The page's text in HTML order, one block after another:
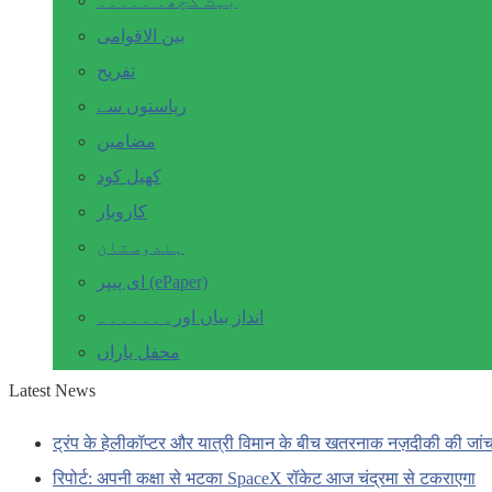
بین الاقوامی
تفریح
ریاستوں سے
مضامین
کھیل کود
کاروبار
ہندوستان
ای پیپر (ePaper)
انداز بیاں اور۔۔۔۔۔۔۔
محفل یاراں
Latest News
ट्रंप के हेलीकॉप्टर और यात्री विमान के बीच खतरनाक नज़दीकी की
रिपोर्ट: अपनी कक्षा से भटका SpaceX रॉकेट आज चंद्रमा से टकराएगा